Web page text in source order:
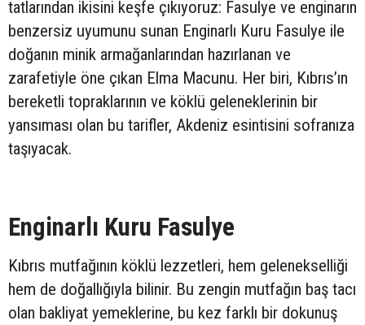
tatlarından ikisini keşfe çıkıyoruz: Fasulye ve enginarın
benzersiz uyumunu sunan Enginarlı Kuru Fasulye ile
doğanın minik armağanlarından hazırlanan ve
zarafetiyle öne çıkan Elma Macunu. Her biri, Kıbrıs’ın
bereketli topraklarının ve köklü geleneklerinin bir
yansıması olan bu tarifler, Akdeniz esintisini sofranıza
taşıyacak.
Enginarlı Kuru Fasulye
Kıbrıs mutfağının köklü lezzetleri, hem gelenekselliği
hem de doğallığıyla bilinir. Bu zengin mutfağın baş tacı
olan bakliyat yemeklerine, bu kez farklı bir dokunuş